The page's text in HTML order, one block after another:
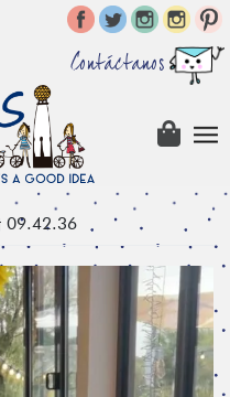
Contáctanos
09.42.36